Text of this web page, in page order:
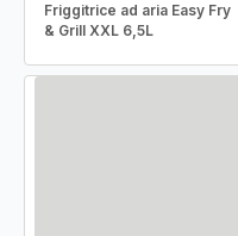
Friggitrice ad aria Easy Fry
& Grill XXL 6,5L